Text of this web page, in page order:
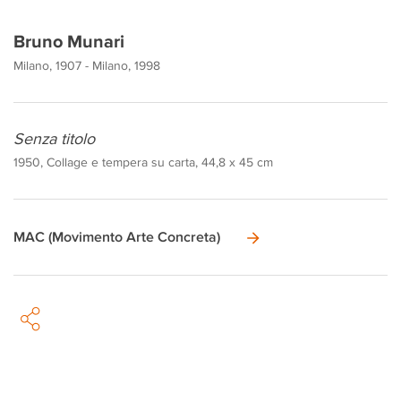
Bruno Munari
Milano, 1907 - Milano, 1998
Senza titolo
1950, Collage e tempera su carta, 44,8 x 45 cm
MAC (Movimento Arte Concreta)